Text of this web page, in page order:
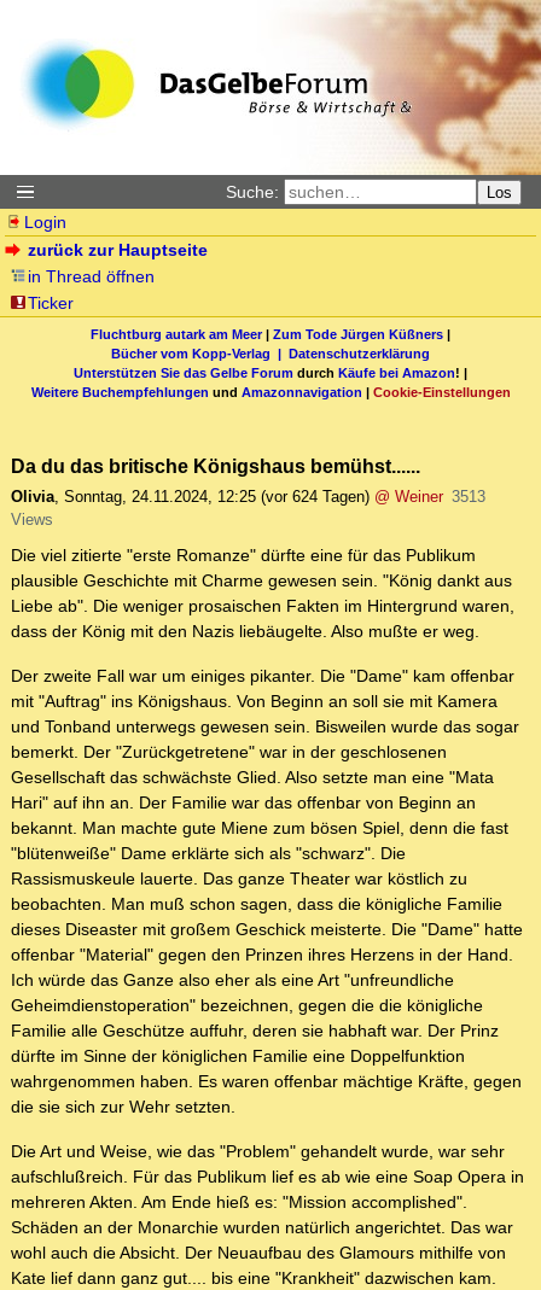
Suche: Los
Login
zurück zur Hauptseite
in Thread öffnen
Ticker
Fluchtburg autark am Meer| Zum Tode Jürgen Küßners |
Bücher vom Kopp-Verlag | Datenschutzerklärung
Unterstützen Sie das Gelbe Forum durch Käufe bei Amazon! |
Weitere Buchempfehlungen und Amazonnavigation | Cookie-Einstellungen
Da du das britische Königshaus bemühst......
Olivia, Sonntag, 24.11.2024, 12:25 (vor 624 Tagen) @ Weiner 3513
Views
Die viel zitierte "erste Romanze" dürfte eine für das Publikum
plausible Geschichte mit Charme gewesen sein. "König dankt aus
Liebe ab". Die weniger prosaischen Fakten im Hintergrund waren,
dass der König mit den Nazis liebäugelte. Also mußte er weg.
Der zweite Fall war um einiges pikanter. Die "Dame" kam offenbar
mit "Auftrag" ins Königshaus. Von Beginn an soll sie mit Kamera
und Tonband unterwegs gewesen sein. Bisweilen wurde das sogar
bemerkt. Der "Zurückgetretene" war in der geschlosenen
Gesellschaft das schwächste Glied. Also setzte man eine "Mata
Hari" auf ihn an. Der Familie war das offenbar von Beginn an
bekannt. Man machte gute Miene zum bösen Spiel, denn die fast
"blütenweiße" Dame erklärte sich als "schwarz". Die
Rassismuskeule lauerte. Das ganze Theater war köstlich zu
beobachten. Man muß schon sagen, dass die königliche Familie
dieses Diseaster mit großem Geschick meisterte. Die "Dame" hatte
offenbar "Material" gegen den Prinzen ihres Herzens in der Hand.
Ich würde das Ganze also eher als eine Art "unfreundliche
Geheimdienstoperation" bezeichnen, gegen die die königliche
Familie alle Geschütze auffuhr, deren sie habhaft war. Der Prinz
dürfte im Sinne der königlichen Familie eine Doppelfunktion
wahrgenommen haben. Es waren offenbar mächtige Kräfte, gegen
die sie sich zur Wehr setzten.
Die Art und Weise, wie das "Problem" gehandelt wurde, war sehr
aufschlußreich. Für das Publikum lief es ab wie eine Soap Opera in
mehreren Akten. Am Ende hieß es: "Mission accomplished".
Schäden an der Monarchie wurden natürlich angerichtet. Das war
wohl auch die Absicht. Der Neuaufbau des Glamours mithilfe von
Kate lief dann ganz gut.... bis eine "Krankheit" dazwischen kam.